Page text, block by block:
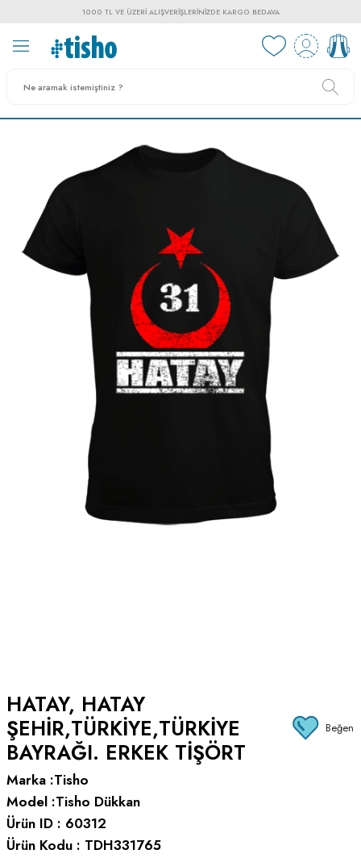
1000 TL VE ÜZERI ALIŞVERIŞLERINIZDE KARGO BEDAVA
HATAY, HATAY
ŞEHIR,TÜRKIYE,TÜRKIYE
BAYRAĞI. ERKEK TIŞÖRT
Beğen
Marka :Tisho
Model :Tisho Dükkan
Ürün ID : 60312
Ürün Kodu : TDH331765